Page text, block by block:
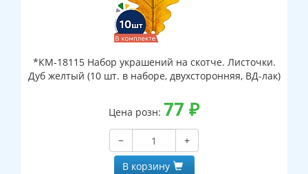
*КМ-18115 Набор украшений на скотче. Листочки.
Дуб желтый (10 шт. в наборе, двухсторонняя, ВД-лак)
Цена розн: 77 ₽
−
+
В корзину